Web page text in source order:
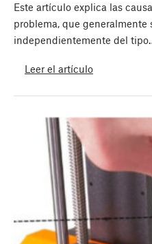
Este artículo explica las
problema, que generalmente
independientemente del
Leer el artículo